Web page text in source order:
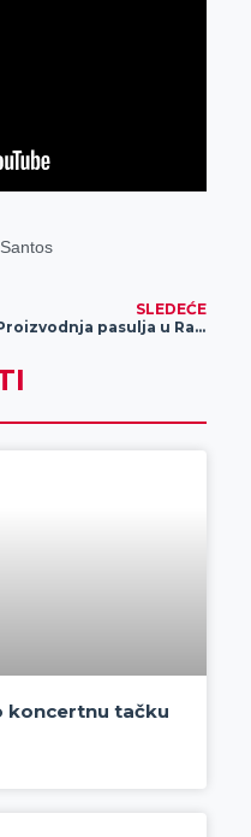
SLEDEĆE
Proizvodnja pasulja u Ravnom Topolovcu
koncertnu tačku